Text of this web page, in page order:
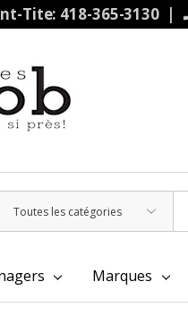
Tite: 418-365-3130 |
Toutes
Rechercher
Marques